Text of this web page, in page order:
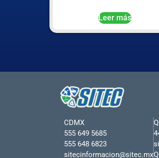
Leer más
CDMX
555 649 5685
555 648 6823
sitecinformacion@sitec.mx